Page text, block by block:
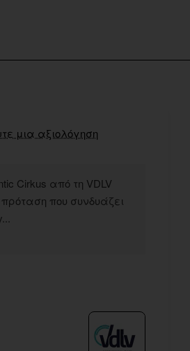
Cirkus από τη VDLV
που συνδυάζει
μια αξιολόγηση